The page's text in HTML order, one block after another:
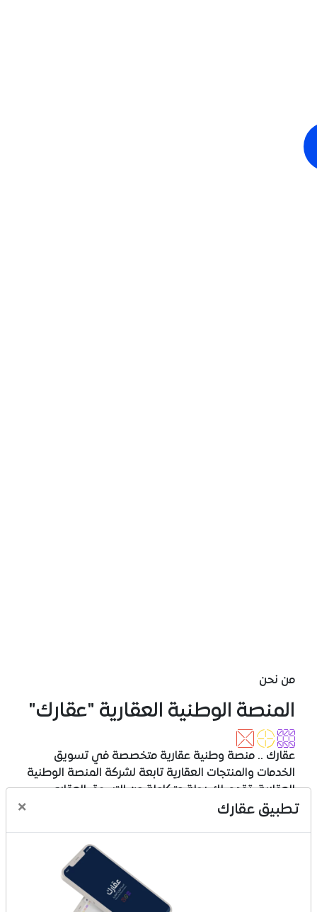
تطبيق عقارك ×
من نحن
المنصة الوطنية العقارية "عقارك"
عقارك .. منصة وطنية عقارية متخصصة في تسويق
الخدمات والمنتجات العقارية تابعة لشركة المنصة الوطنية
العقارية، تقدم لك رحلة متكاملة من التسوق العقاري
المتنوع إلى الدفع المتعدد الخيارات وحتى الإفراغ والتملك،
مع عدد من الجهات والقطاعات، عقارك منصة تجارية
ماذا تقدم عقارك